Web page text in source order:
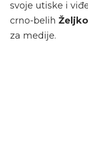
svoje utiske i
crno-belih
za medije.